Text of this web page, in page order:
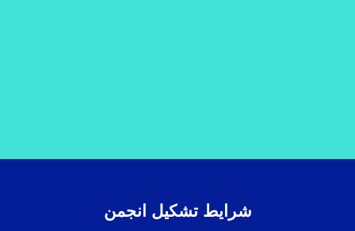
شرایط تشکیل انجمن